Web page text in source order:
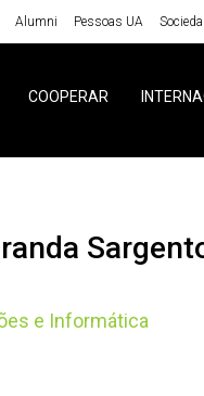
Alumni Pessoas UA
COOPERAR
e Informática